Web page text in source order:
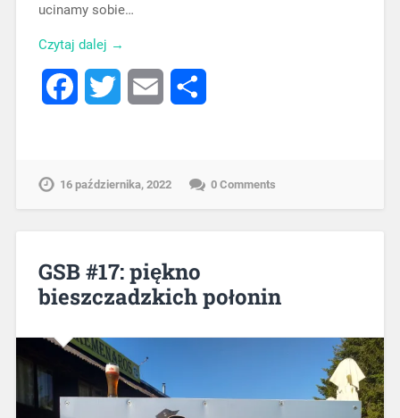
ucinamy sobie…
Czytaj dalej →
FacebookTwitter Email
16 października, 2022 0 Comments
GSB #17: piękno
bieszczadzkich połonin